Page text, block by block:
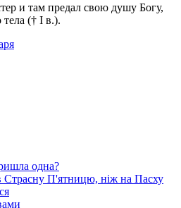
и там предал свою душу Богу,
(† I в.).
одна?
Страсну П'ятницю, ніж на Пасху